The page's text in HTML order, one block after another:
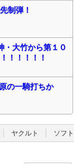
制弾！
・大竹から第１０
！！！！！
の一騎打ちか
ヤクルト ソフ